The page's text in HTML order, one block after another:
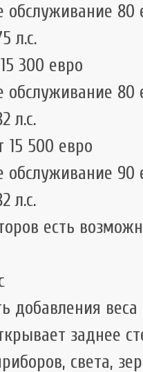
обслуживание 80
л.с.
300 евро
обслуживание 80
л.с.
15 500 евро
обслуживание 90
л.с.
есть
добавления веса
заднее
света,